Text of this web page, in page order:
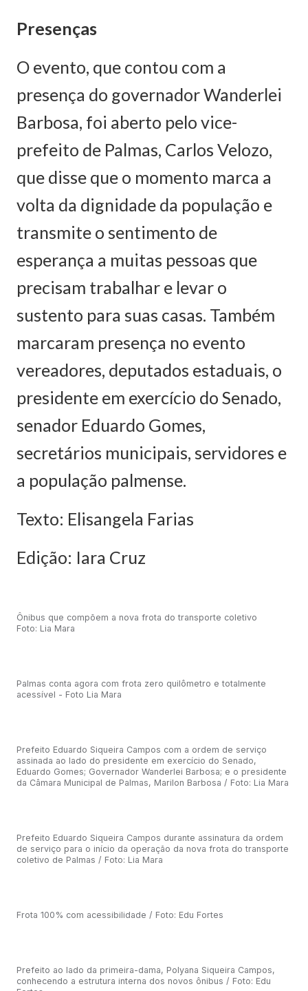
Presenças
O evento, que contou com a
presença do governador Wanderlei
Barbosa, foi aberto pelo vice-
prefeito de Palmas, Carlos Velozo,
que disse que o momento marca a
volta da dignidade da população e
transmite o sentimento de
esperança a muitas pessoas que
precisam trabalhar e levar o
sustento para suas casas. Também
marcaram presença no evento
vereadores, deputados estaduais, o
presidente em exercício do Senado,
senador Eduardo Gomes,
secretários municipais, servidores e
a população palmense.
Texto: Elisangela Farias
Edição: Iara Cruz
Ônibus que compõem a nova frota do transporte coletivo
Foto: Lia Mara
Palmas conta agora com frota zero quilômetro e totalmente
acessível - Foto Lia Mara
Prefeito Eduardo Siqueira Campos com a ordem de serviço
assinada ao lado do presidente em exercício do Senado,
Eduardo Gomes; Governador Wanderlei Barbosa; e o presidente
da Câmara Municipal de Palmas, Marilon Barbosa / Foto: Lia Mara
Prefeito Eduardo Siqueira Campos durante assinatura da ordem
de serviço para o início da operação da nova frota do transporte
coletivo de Palmas / Foto: Lia Mara
Frota 100% com acessibilidade / Foto: Edu Fortes
Prefeito ao lado da primeira-dama, Polyana Siqueira Campos,
conhecendo a estrutura interna dos novos ônibus / Foto: Edu